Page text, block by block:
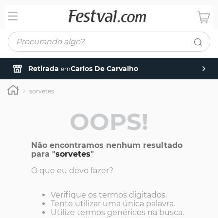
Procurando algo?
Retirada emCarlos De Carvalho
sorvetes
OOPS!
Não encontramos nenhum resultado
para "sorvetes"
O que eu devo fazer?
Verifique os termos digitados.
Tente utilizar uma única palavra.
Utilize termos genéricos na busca.